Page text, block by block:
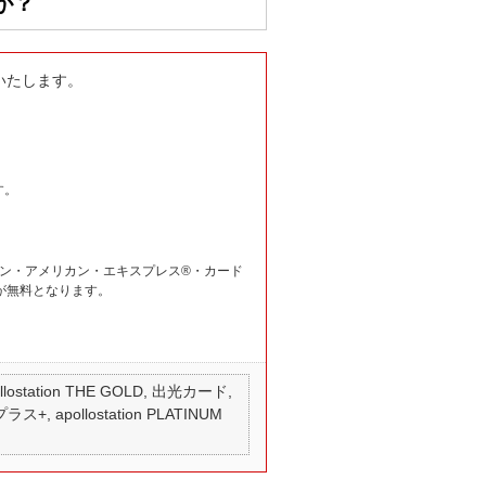
します。
アメリカン・エキスプレス®・カード
料となります。
THE GOLD, 出光カード,
ス+, apollostation PLATINUM